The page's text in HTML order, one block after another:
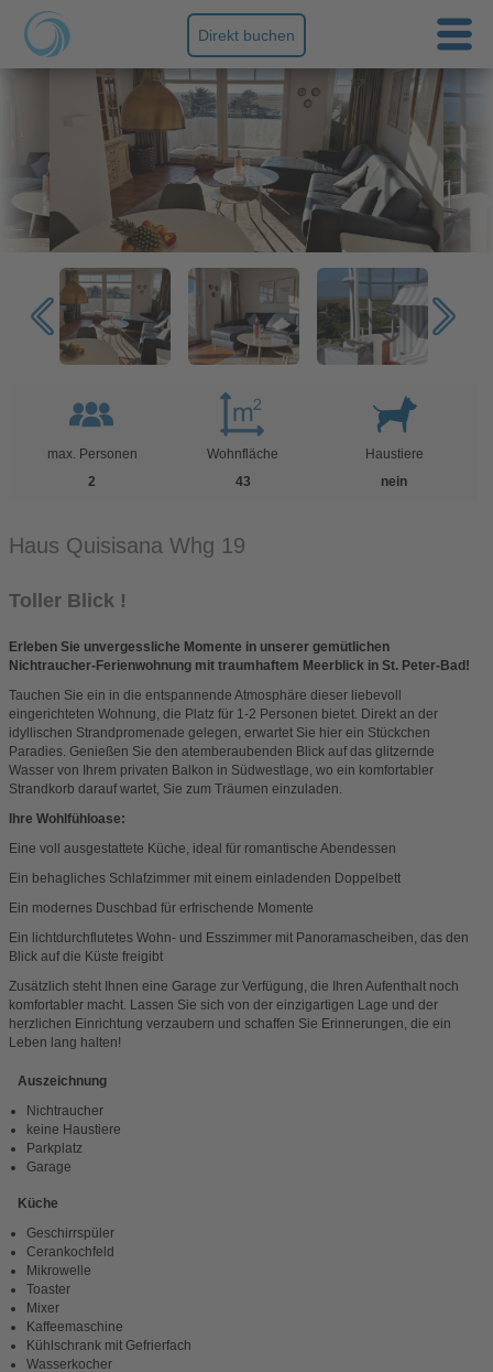
Direkt buchen
max. Personen
2
Wohnfläche
43
Haustiere
nein
Haus Quisisana Whg 19
Toller Blick !
Erleben Sie unvergessliche Momente in unserer gemütlichen
Nichtraucher-Ferienwohnung mit traumhaftem Meerblick in St. Peter-Bad!
Tauchen Sie ein in die entspannende Atmosphäre dieser liebevoll
eingerichteten Wohnung, die Platz für 1-2 Personen bietet. Direkt an der
idyllischen Strandpromenade gelegen, erwartet Sie hier ein Stückchen
Paradies. Genießen Sie den atemberaubenden Blick auf das glitzernde
Wasser von Ihrem privaten Balkon in Südwestlage, wo ein komfortabler
Strandkorb darauf wartet, Sie zum Träumen einzuladen.
Ihre Wohlfühloase:
Eine voll ausgestattete Küche, ideal für romantische Abendessen
Ein behagliches Schlafzimmer mit einem einladenden Doppelbett
Ein modernes Duschbad für erfrischende Momente
Ein lichtdurchflutetes Wohn- und Esszimmer mit Panoramascheiben, das den
Blick auf die Küste freigibt
Zusätzlich steht Ihnen eine Garage zur Verfügung, die Ihren Aufenthalt noch
komfortabler macht. Lassen Sie sich von der einzigartigen Lage und der
herzlichen Einrichtung verzaubern und schaffen Sie Erinnerungen, die ein
Leben lang halten!
Auszeichnung
Nichtraucher
keine Haustiere
Parkplatz
Garage
Küche
Geschirrspüler
Cerankochfeld
Mikrowelle
Toaster
Mixer
Kaffeemaschine
Kühlschrank mit Gefrierfach
Wasserkocher